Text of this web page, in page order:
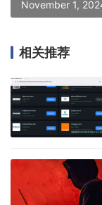
November 1,
相关推荐